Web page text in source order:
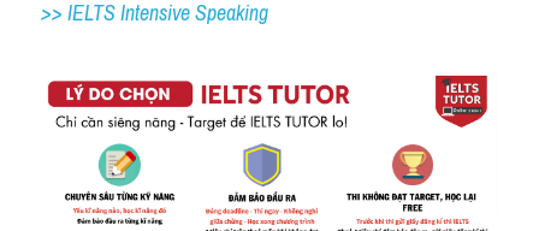
>> IELTS Intensive Speaking